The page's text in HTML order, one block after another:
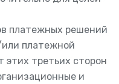
платежных решений
платежной
третьих сторон
и